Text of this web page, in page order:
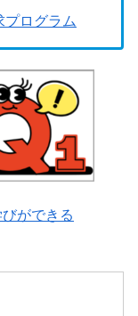
プログラム
ができる